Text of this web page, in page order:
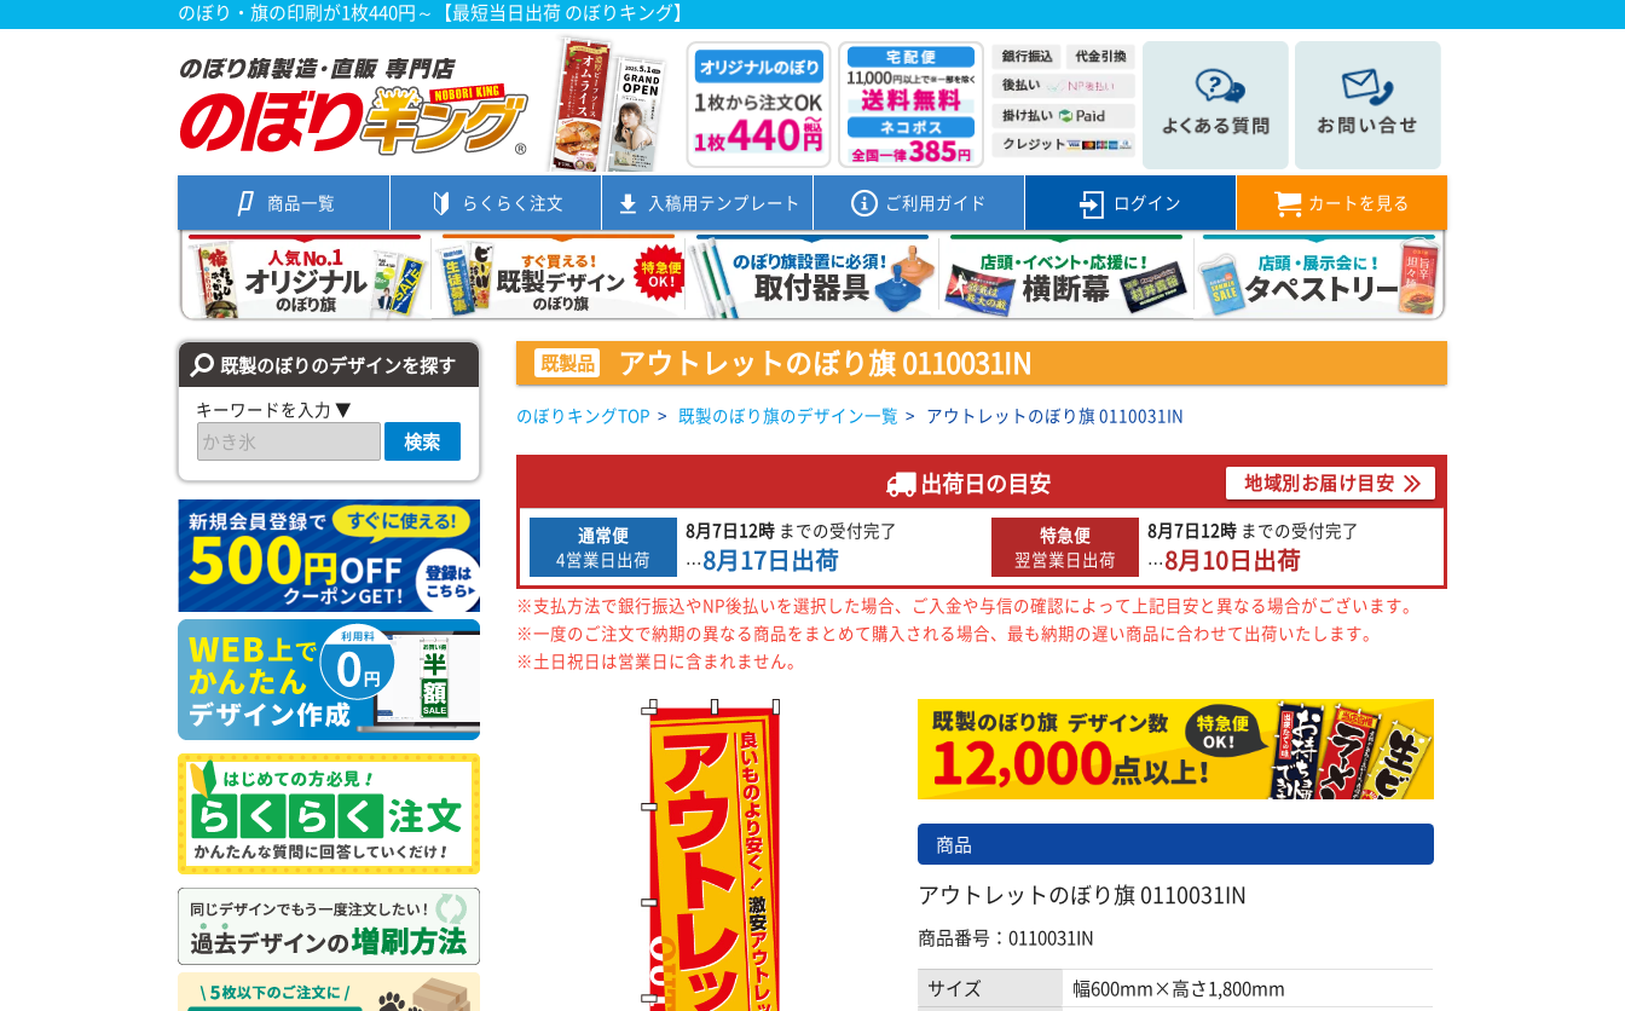
のぼり・旗の印刷が1枚440円～【最短当日出荷 のぼりキング】
商品一覧 らくらく注文 入稿用テンプレート ご利用ガイド ログイン カートを見る
既製のぼりのデザインを探す
キーワードを入力 ▼
検索
既製品 アウトレットのぼり旗 0110031IN
のぼりキングTOP > 既製のぼり旗のデザイン一覧 > アウトレットのぼり旗 0110031IN
出荷日の目安 地域別お届け目安
通常便
4営業日出荷
8月7日12時 までの受付完了
…8月17日出荷
特急便
翌営業日出荷
8月7日12時 までの受付完了
…8月10日出荷
※支払方法で銀行振込やNP後払いを選択した場合、ご入金や与信の確認によって上記目安と異なる場合がございます。
※一度のご注文で納期の異なる商品をまとめて購入される場合、最も納期の遅い商品に合わせて出荷いたします。
※土日祝日は営業日に含まれません。
商品
アウトレットのぼり旗 0110031IN
商品番号：0110031IN
サイズ
幅600mm×高さ1,800mm